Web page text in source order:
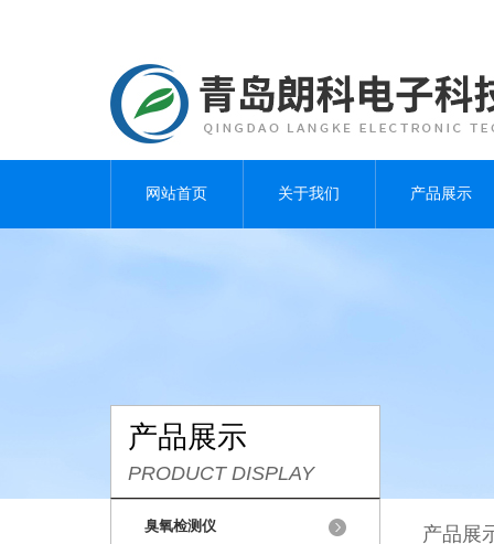
网站首页 关于我们 产品展示
产品展示
PRODUCT DISPLAY
臭氧检测仪 产品展